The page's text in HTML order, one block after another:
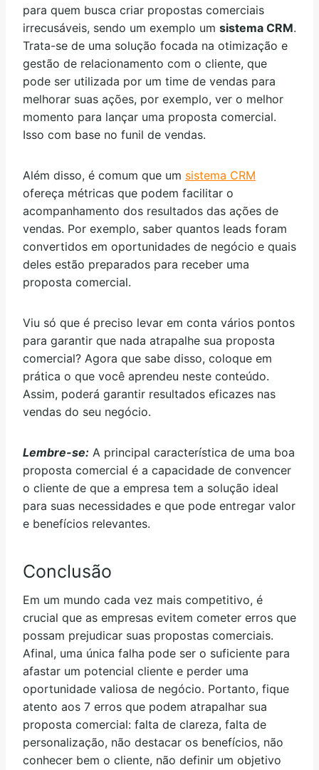
para quem busca criar propostas comerciais
irrecusáveis, sendo um exemplo um sistema CRM.
Trata-se de uma solução focada na otimização e
gestão de relacionamento com o cliente, que
pode ser utilizada por um time de vendas para
melhorar suas ações, por exemplo, ver o melhor
momento para lançar uma proposta comercial.
Isso com base no funil de vendas.
Além disso, é comum que um sistema CRM
ofereça métricas que podem facilitar o
acompanhamento dos resultados das ações de
vendas. Por exemplo, saber quantos leads foram
convertidos em oportunidades de negócio e quais
deles estão preparados para receber uma
proposta comercial.
Viu só que é preciso levar em conta vários pontos
para garantir que nada atrapalhe sua proposta
comercial? Agora que sabe disso, coloque em
prática o que você aprendeu neste conteúdo.
Assim, poderá garantir resultados eficazes nas
vendas do seu negócio.
Lembre-se: A principal característica de uma boa
proposta comercial é a capacidade de convencer
o cliente de que a empresa tem a solução ideal
para suas necessidades e que pode entregar valor
e benefícios relevantes.
Conclusão
Em um mundo cada vez mais competitivo, é
crucial que as empresas evitem cometer erros que
possam prejudicar suas propostas comerciais.
Afinal, uma única falha pode ser o suficiente para
afastar um potencial cliente e perder uma
oportunidade valiosa de negócio. Portanto, fique
atento aos 7 erros que podem atrapalhar sua
proposta comercial: falta de clareza, falta de
personalização, não destacar os benefícios, não
conhecer bem o cliente, não definir um objetivo